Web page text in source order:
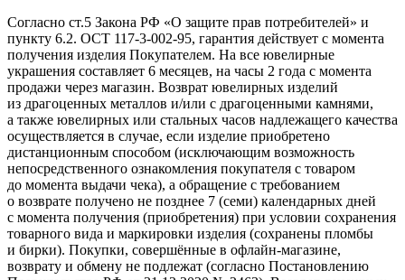
Согласно ст.5 Закона РФ «О защите прав потребителей» и
пункту 6.2. ОСТ 117-3-002-95, гарантия действует с момента
получения изделия Покупателем. На все ювелирные
украшения составляет 6 месяцев, на часы 2 года с момента
продажи через магазин. Возврат ювелирных изделий
из драгоценных металлов и/или с драгоценными камнями,
а также ювелирных или стальных часов надлежащего качества
осуществляется в случае, если изделие приобретено
дистанционным способом (исключающим возможность
непосредственного ознакомления покупателя с товаром
до момента выдачи чека), а обращение с требованием
о возврате получено не позднее 7 (семи) календарных дней
с момента получения (приобретения) при условии сохранения
товарного вида и маркировки изделия (сохранены пломбы
и бирки). Покупки, совершённые в офлайн-магазине,
возврату и обмену не подлежат (согласно Постановлению